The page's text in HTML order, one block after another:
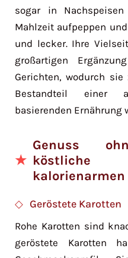
sogar in
Mahlzeit aufpeppen
und lecker. Ihre
großartigen
Gerichten, wodurch
Bestandteil einer
basierenden Ernährung
Genuss
köstliche
Geröstete Karotten
Rohe Karotten sind
geröstete Karotten